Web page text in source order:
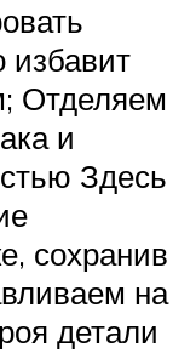
избавит
Отделяем
и
Здесь
сохранив
на
детали